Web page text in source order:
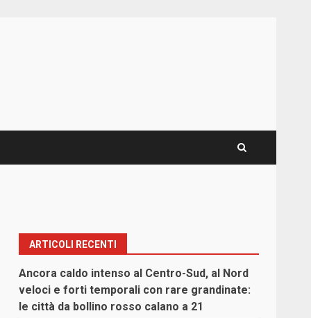
ARTICOLI RECENTI
Ancora caldo intenso al Centro-Sud, al Nord
veloci e forti temporali con rare grandinate:
le città da bollino rosso calano a 21